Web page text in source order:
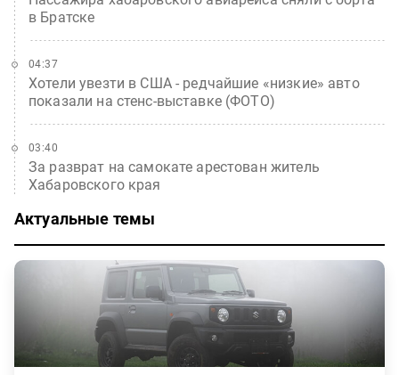
в Братске
Хотели увезти в США - редчайшие «низкие» авто
показали на стенс-выставке (ФОТО)
04:37
За разврат на самокате арестован житель
Хабаровского края
03:40
Актуальные темы